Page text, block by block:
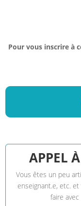
Pour vous inscrire à
APPEL
Vous êtes un peu
enseignant.e, etc.
faire avec